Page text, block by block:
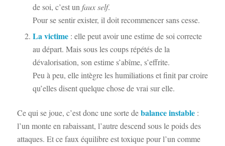
de soi, c’est unfaux self.
Pour se sentir exister, il doit recommencer sans cesse.
La victime: elle peut avoir une estime de soi correcte
au départ. Mais sous les coups répétés de la
dévalorisation, son estime s’abîme, s’effrite.
Peu à peu, elle intègre les humiliations et finit par croire
qu’elles disent quelque chose de vrai sur elle.
Ce qui se joue, c’est donc une sorte debalance instable:
l’un monte en rabaissant, l’autre descend sous le poids des
attaques. Et ce faux équilibre est toxique pour l’un comme